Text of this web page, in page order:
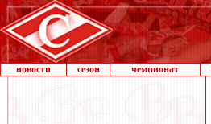
новости сезон чемпионат